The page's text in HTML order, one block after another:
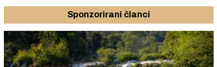
Sponzorirani članci